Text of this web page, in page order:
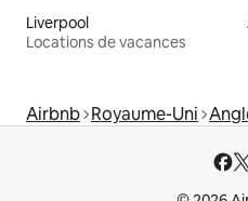
Liverpool
Locations de vacances
Airbnb Royaume-Uni